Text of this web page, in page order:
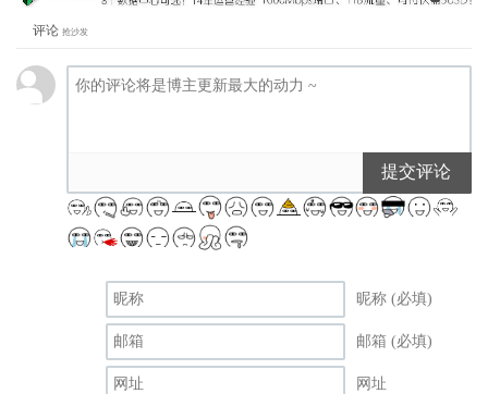
评论 抢沙发
提交评论
昵称 (必填)
邮箱 (必填)
网址